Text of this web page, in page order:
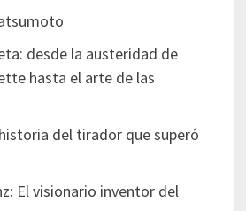
desde la austeridad de
hasta el arte de las
del tirador que superó
El visionario inventor del